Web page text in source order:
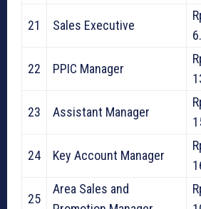
21 Sales Executive
22 PPIC Manager
23 Assistant Manager
24 Key Account Manager
25
Area Sales and